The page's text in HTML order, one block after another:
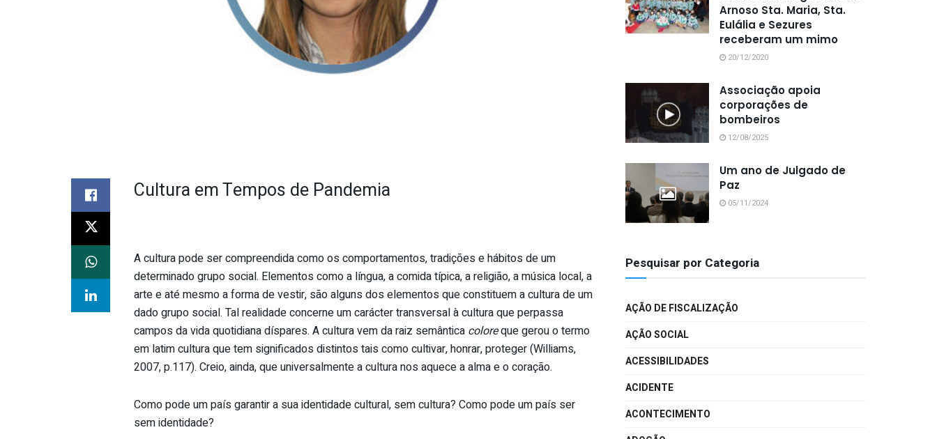
Cultura em Tempos de Pandemia
A cultura pode ser compreendida como os comportamentos, tradições e hábitos de um
determinado grupo social. Elementos como a língua, a comida típica, a religião, a música local, a
arte e até mesmo a forma de vestir, são alguns dos elementos que constituem a cultura de um
dado grupo social. Tal realidade concerne um carácter transversal à cultura que perpassa
campos da vida quotidiana díspares. A cultura vem da raiz semântica coloreque gerou o termo
em latim cultura que tem significados distintos tais como cultivar, honrar, proteger (Williams,
2007, p.117). Creio, ainda, que universalmente a cultura nos aquece a alma e o coração.
Como pode um país garantir a sua identidade cultural, sem cultura? Como pode um país ser
sem identidade?
Arnoso Sta. Maria, Sta.
Eulália e Sezures
receberam um mimo
20/12/2020
Associação apoia
corporações de
bombeiros
12/08/2025
Um ano de Julgado de
Paz
05/11/2024
Pesquisar por Categoria
AÇÃO DE FISCALIZAÇÃO
AÇÃO SOCIAL
ACESSIBILIDADES
ACIDENTE
ACONTECIMENTO